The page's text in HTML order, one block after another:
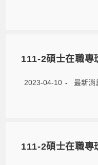
111-2碩士在職專
2023-04-10 最新消
111-2碩士在職專